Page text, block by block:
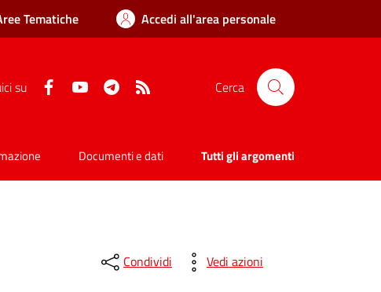
Tematiche Accedi all'area personale
su FacebookYouTube Telegram Cerca
Documenti e dati Tutti gli argomenti
Condividi Vedi azioni